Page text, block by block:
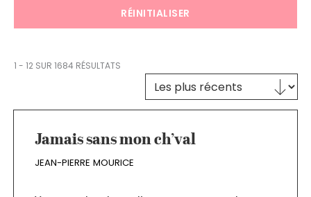
RÉINITIALISER
1 - 12 SUR 1684 RÉSULTATS
TRI DES TEXTES
Trier le contenu
Jamais sans mon ch’val
JEAN-PIERRE MOURICE